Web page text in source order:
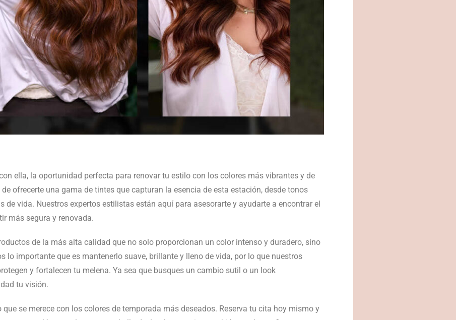
ella, la oportunidad perfecta para renovar tu estilo con los colores más vibrantes y de
ofrecerte una gama de tintes que capturan la esencia de esta estación, desde tonos
vida. Nuestros expertos estilistas están aquí para asesorarte y ayudarte a encontrar el
más segura y renovada.
de la más alta calidad que no solo proporcionan un color intenso y duradero, sino
lo importante que es mantenerlo suave, brillante y lleno de vida, por lo que nuestros
y fortalecen tu melena. Ya sea que busques un cambio sutil o un look
tu visión.
se merece con los colores de temporada más deseados. Reserva tu cita hoy mismo y